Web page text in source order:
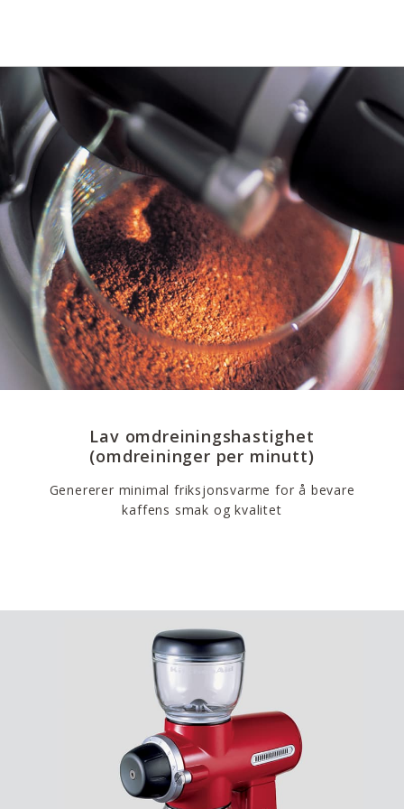
Lav omdreiningshastighet
(omdreininger per minutt)
Genererer minimal friksjonsvarme for å bevare
kaffens smak og kvalitet